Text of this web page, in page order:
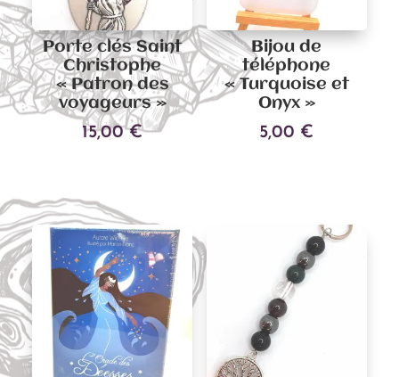
Porte clés Saint
Christophe
« Patron des
voyageurs »
15,00€
variations.
Les
options
peuvent
être
choisies
Bijou de
téléphone
« Turquoise et
Onyx »
5,00 €